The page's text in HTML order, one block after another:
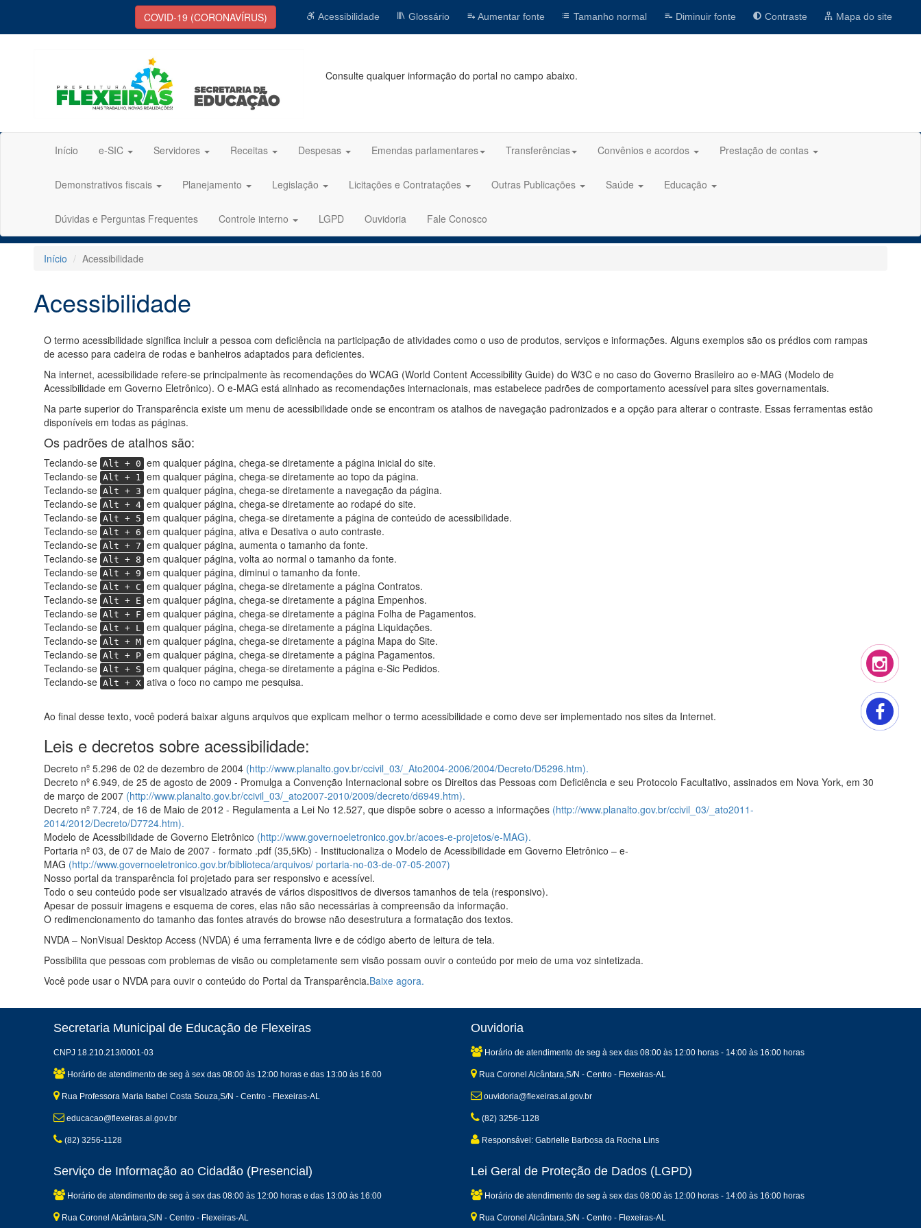
COVID-19 (CORONAVÍRUS) Acessibilidade Glossário Aumentar fonte Tamanho normal Diminuir fonte Contraste Mapa do site
Consulte qualquer informação do portal no campo abaixo.
Início e-SIC Servidores Receitas Despesas Emendas parlamentares Transferências Convênios e acordos Prestação de contas
Demonstrativos fiscais Planejamento Legislação Licitações e Contratações Outras Publicações Saúde Educação
Dúvidas e Perguntas Frequentes Controle interno LGPD Ouvidoria Fale Conosco
Início Acessibilidade
Acessibilidade
O termo acessibilidade significa incluir a pessoa com deficiência na participação de atividades como o uso de produtos, serviços e informações. Alguns exemplos são os prédios com rampas
de acesso para cadeira de rodas e banheiros adaptados para deficientes.
Na internet, acessibilidade refere-se principalmente às recomendações do WCAG (World Content Accessibility Guide) do W3C e no caso do Governo Brasileiro ao e-MAG (Modelo de
Acessibilidade em Governo Eletrônico). O e-MAG está alinhado as recomendações internacionais, mas estabelece padrões de comportamento acessível para sites governamentais.
Na parte superior do Transparência existe um menu de acessibilidade onde se encontram os atalhos de navegação padronizados e a opção para alterar o contraste. Essas ferramentas estão
disponíveis em todas as páginas.
Os padrões de atalhos são:
Teclando-se Alt + 0 em qualquer página, chega-se diretamente a página inicial do site.
Teclando-se Alt + 1 em qualquer página, chega-se diretamente ao topo da página.
Teclando-se Alt + 3 em qualquer página, chega-se diretamente a navegação da página.
Teclando-se Alt + 4 em qualquer página, chega-se diretamente ao rodapé do site.
Teclando-se Alt + 5 em qualquer página, chega-se diretamente a página de conteúdo de acessibilidade.
Teclando-se Alt + 6 em qualquer página, ativa e Desativa o auto contraste.
Teclando-se Alt + 7 em qualquer página, aumenta o tamanho da fonte.
Teclando-se Alt + 8 em qualquer página, volta ao normal o tamanho da fonte.
Teclando-se Alt + 9 em qualquer página, diminui o tamanho da fonte.
Teclando-se Alt + C em qualquer página, chega-se diretamente a página Contratos.
Teclando-se Alt + E em qualquer página, chega-se diretamente a página Empenhos.
Teclando-se Alt + F em qualquer página, chega-se diretamente a página Folha de Pagamentos.
Teclando-se Alt + L em qualquer página, chega-se diretamente a página Liquidações.
Teclando-se Alt + M em qualquer página, chega-se diretamente a página Mapa do Site.
Teclando-se Alt + P em qualquer página, chega-se diretamente a página Pagamentos.
Teclando-se Alt + S em qualquer página, chega-se diretamente a página e-Sic Pedidos.
Teclando-se Alt + X ativa o foco no campo me pesquisa.
Ao final desse texto, você poderá baixar alguns arquivos que explicam melhor o termo acessibilidade e como deve ser implementado nos sites da Internet.
Leis e decretos sobre acessibilidade:
Decreto nº 5.296 de 02 de dezembro de 2004 (http://www.planalto.gov.br/ccivil_03/_Ato2004-2006/2004/Decreto/D5296.htm).
Decreto nº 6.949, de 25 de agosto de 2009 - Promulga a Convenção Internacional sobre os Direitos das Pessoas com Deficiência e seu Protocolo Facultativo, assinados em Nova York, em 30
de março de 2007 (http://www.planalto.gov.br/ccivil_03/_ato2007-2010/2009/decreto/d6949.htm).
Decreto nº 7.724, de 16 de Maio de 2012 - Regulamenta a Lei No 12.527, que dispõe sobre o acesso a informações (http://www.planalto.gov.br/ccivil_03/_ato2011-
2014/2012/Decreto/D7724.htm).
Modelo de Acessibilidade de Governo Eletrônico (http://www.governoeletronico.gov.br/acoes-e-projetos/e-MAG).
Portaria nº 03, de 07 de Maio de 2007 - formato .pdf (35,5Kb) - Institucionaliza o Modelo de Acessibilidade em Governo Eletrônico – e-
MAG (http://www.governoeletronico.gov.br/biblioteca/arquivos/ portaria-no-03-de-07-05-2007)
Nosso portal da transparência foi projetado para ser responsivo e acessível.
Todo o seu conteúdo pode ser visualizado através de vários dispositivos de diversos tamanhos de tela (responsivo).
Apesar de possuir imagens e esquema de cores, elas não são necessárias à compreensão da informação.
O redimencionamento do tamanho das fontes através do browse não desestrutura a formatação dos textos.
NVDA – NonVisual Desktop Access (NVDA) é uma ferramenta livre e de código aberto de leitura de tela.
Possibilita que pessoas com problemas de visão ou completamente sem visão possam ouvir o conteúdo por meio de uma voz sintetizada.
Você pode usar o NVDA para ouvir o conteúdo do Portal da Transparência.Baixe agora.
Secretaria Municipal de Educação de Flexeiras
CNPJ 18.210.213/0001-03
Horário de atendimento de seg à sex das 08:00 às 12:00 horas e das 13:00 às 16:00
Rua Professora Maria Isabel Costa Souza,S/N - Centro - Flexeiras-AL
educacao@flexeiras.al.gov.br
(82) 3256-1128
Ouvidoria
Horário de atendimento de seg à sex das 08:00 às 12:00 horas - 14:00 às 16:00 horas
Rua Coronel Alcântara,S/N - Centro - Flexeiras-AL
ouvidoria@flexeiras.al.gov.br
(82) 3256-1128
Responsável: Gabrielle Barbosa da Rocha Lins
Serviço de Informação ao Cidadão (Presencial)
Horário de atendimento de seg à sex das 08:00 às 12:00 horas e das 13:00 às 16:00
Rua Coronel Alcântara,S/N - Centro - Flexeiras-AL
Lei Geral de Proteção de Dados (LGPD)
Horário de atendimento de seg à sex das 08:00 às 12:00 horas - 14:00 às 16:00 horas
Rua Coronel Alcântara,S/N - Centro - Flexeiras-AL